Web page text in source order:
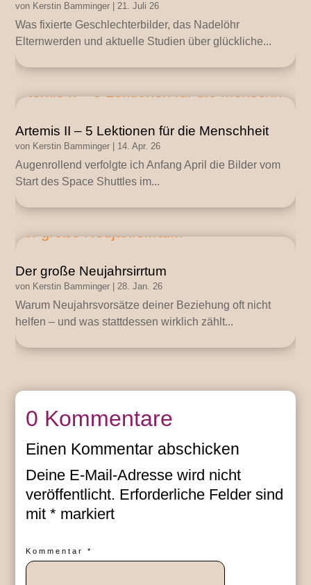
von Kerstin Bamminger |21. Juli 26
Was fixierte Geschlechterbilder, das Nadelöhr
Elternwerden und aktuelle Studien über glückliche...
Artemis II – 5 Lektionen für die Menschheit
von Kerstin Bamminger 14. Apr. 26
Augenrollend verfolgte ich Anfang April die Bilder vom
Start des Space Shuttles im...
Der große Neujahrsirrtum
von Kerstin Bamminger |28. Jan. 26
Warum Neujahrsvorsätze deiner Beziehung oft nicht
helfen – und was stattdessen wirklich zählt...
0 Kommentare
Einen Kommentar abschicken
Deine E-Mail-Adresse wird nicht
veröffentlicht. Erforderliche Felder sind
mit* markiert
Kommentar*